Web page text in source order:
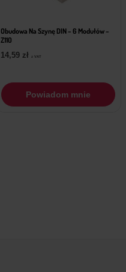
Obudowa Na Szynę DIN – 6 Modułów –
Z110
14,59 zł z VAT
Powiadom mnie